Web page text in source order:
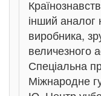
інший аналог
виробника,
величезного
Спеціальна
Міжнародне